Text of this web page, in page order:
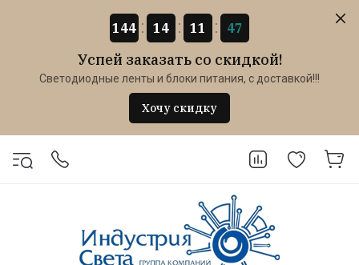
144 14 11 47
Успей заказать со скидкой!
Светодиодные ленты и блоки питания, с доставкой!!!
Хочу скидку